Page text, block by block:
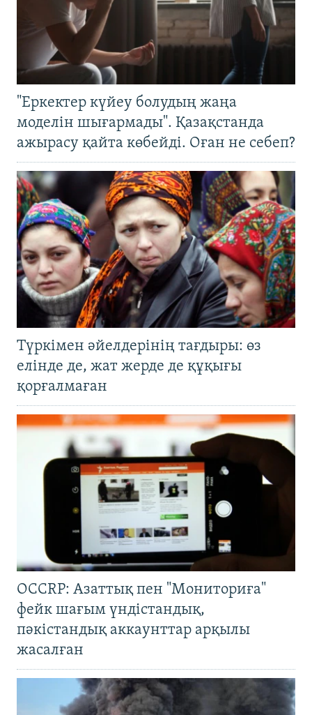
"Еркектер күйеу болудың жаңа
моделін шығармады". Қазақстанда
ажырасу қайта көбейді. Оған не себеп?
Түркімен әйелдерінің тағдыры: өз
елінде де, жат жерде де құқығы
қорғалмаған
OCCRP: Азаттық пен "Мониториға"
фейк шағым үндістандық,
пәкістандық аккаунттар арқылы
жасалған